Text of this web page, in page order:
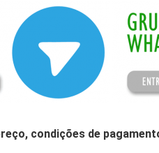
condições de